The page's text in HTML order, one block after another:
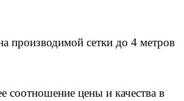
производимой сетки до 4 метров
соотношение цены и качества в